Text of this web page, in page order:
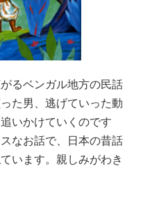
るベンガル地方の民話
た男、逃げていった動
いかけていくのです
なお話で、日本の昔話
います。親しみがわき